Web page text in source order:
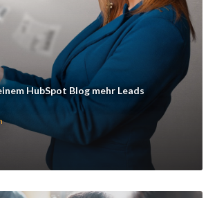
HubSpot Blog mehr Leads